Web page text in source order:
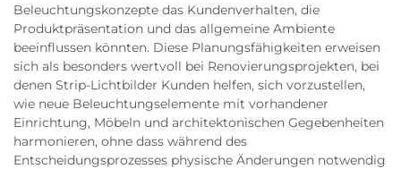
Beleuchtungskonzepte das Kundenverhalten, die
Produktpräsentation und das allgemeine Ambiente
beeinflussen könnten. Diese Planungsfähigkeiten erweisen
sich als besonders wertvoll bei Renovierungsprojekten, bei
denen Strip-Lichtbilder Kunden helfen, sich vorzustellen,
wie neue Beleuchtungselemente mit vorhandener
Einrichtung, Möbeln und architektonischen Gegebenheiten
harmonieren, ohne dass während des
Entscheidungsprozesses physische Änderungen notwendig